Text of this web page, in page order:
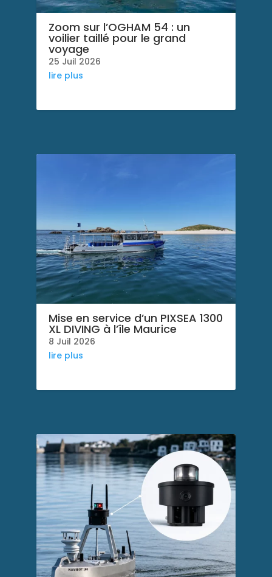
Zoom sur l’OGHAM 54 : un
voilier taillé pour le grand
voyage
25 Juil 2026
lire plus
Mise en service d’un PIXSEA 1300
XL DIVING à l’île Maurice
8 Juil 2026
lire plus